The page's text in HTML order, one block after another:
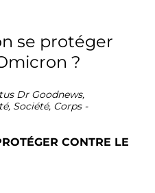
Dr Goodnews,
, Société, Corps-
CONTRE LE